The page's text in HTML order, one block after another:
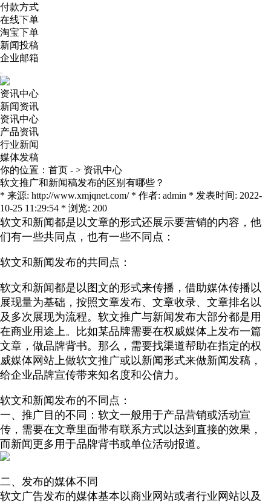
付款方式
在线下单
淘宝下单
新闻投稿
企业邮箱
资讯中心
新闻资讯
资讯中心
产品资讯
行业新闻
媒体发稿
你的位置： 首页 - > 资讯中心
软文推广和新闻稿发布的区别有哪些？
* 来源: http://www.xmjqnet.com/ * 作者: admin * 发表时间: 2022-
10-25 11:29:54 * 浏览: 200
软文和新闻都是以文章的形式还展示要营销的内容，他
们有一些共同点，也有一些不同点：
软文和新闻发布的共同点：
软文和新闻都是以图文的形式来传播，借助媒体传播以
展现量为基础，按照文章发布、文章收录、文章排名以
及多次展现为流程。软文推广与新闻发布大部分都是用
在商业用途上。比如某品牌需要在权威媒体上发布一篇
文章，做品牌背书。那么，需要找渠道帮助在指定的权
威媒体网站上做软文推广或以新闻形式来做新闻发稿，
给企业品牌宣传带来知名度和公信力。
软文和新闻发布的不同点：
一、推广目的不同：软文一般用于产品营销或活动宣
传，需要在文章里面带有联系方式以达到直接的效果，
而新闻更多用于品牌背书或单位活动报道。
二、发布的媒体不同
软文广告发布的媒体基本以商业网站或者行业网站以及